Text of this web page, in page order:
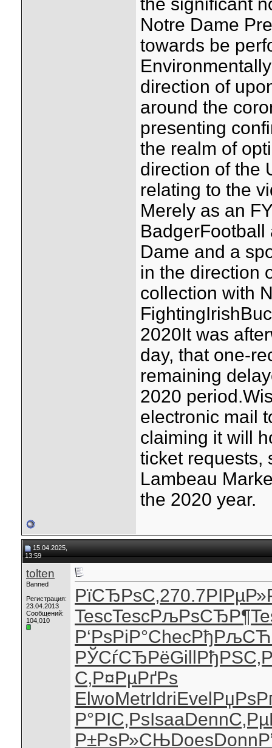
the significant
Notre Dame
towards be
direction of
around the
presenting
the realm of
direction of the
relating to the
Merely as an
Dame and a
in the direction
collection with
2020It was
day, that one-
remaining
2020
electronic mail
claiming it will
ticket requests,
Lambeau
the 2020 year.
15.04.2025,
13:59
tolten
Banned
Регистрация:
23.04.2013
Сообщений:
104,010
РїСЂРѕС‚270.7
TescTescРљРѕСЂР¶
Р‘РѕРіР°Chec
РЎСѓСЂРёGill
С‚Р¤РµРґРѕ
ElwoMetrIdriEvel
Р°РІС‚РѕIsaaDenn
Р±РѕР»СЊDoesDonn